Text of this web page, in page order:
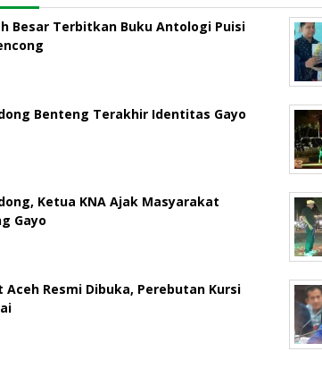
Besar Terbitkan Buku Antologi Puisi
Benteng Terakhir Identitas Gayo
Ketua KNA Ajak Masyarakat
Gayo
Aceh Resmi Dibuka, Perebutan Kursi